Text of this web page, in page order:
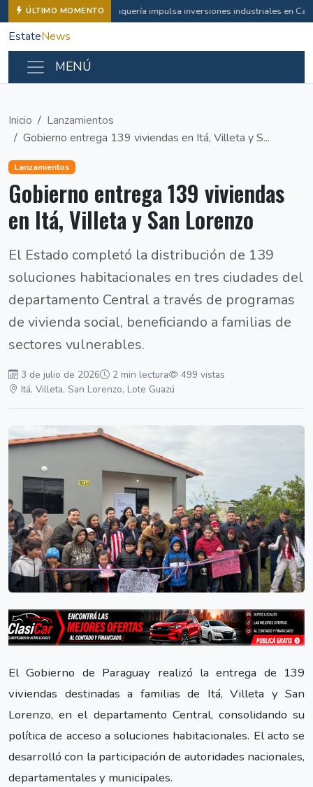
ÚLTIMO MOMENTO Vaquería impulsa inversiones industriales en
EstateNews
MENÚ
Inicio
Lanzamientos
Gobierno entrega 139 viviendas en Itá, Villeta y S...
Lanzamientos
Gobierno entrega 139 viviendas
en Itá, Villeta y San Lorenzo
El Estado completó la distribución de 139
soluciones habitacionales en tres ciudades del
departamento Central a través de programas
de vivienda social, beneficiando a familias de
sectores vulnerables.
3 de julio de 2026 2 min lectura
499 vistas
Itá, Villeta, San Lorenzo, Lote Guazú
El Gobierno de Paraguay realizó la entrega de 139
viviendas destinadas a familias de Itá, Villeta y San
Lorenzo, en el departamento Central, consolidando su
política de acceso a soluciones habitacionales. El acto se
desarrolló con la participación de autoridades nacionales,
departamentales y municipales.